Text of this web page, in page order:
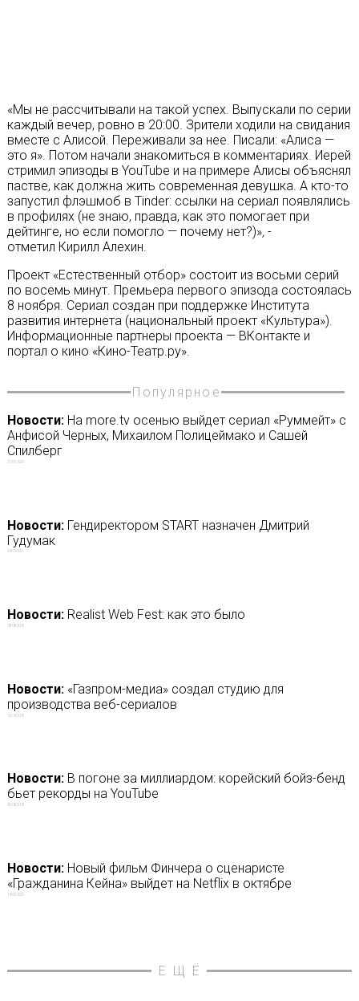
«Мы не рассчитывали на такой успех. Выпускали по серии
каждый вечер, ровно в 20:00. Зрители ходили на свидания
вместе с Алисой. Переживали за нее. Писали: «Алиса —
это я». Потом начали знакомиться в комментариях. Иерей
стримил эпизоды в YouTube и на примере Алисы объяснял
пастве, как должна жить современная девушка. А кто-то
запустил флэшмоб в Tinder: ссылки на сериал появлялись
в профилях (не знаю, правда, как это помогает при
дейтинге, но если помогло — почему нет?)»,-
отметил Кирилл Алехин.
Проект «Естественный отбор» состоит из восьми серий
по восемь минут. Премьера первого эпизода состоялась
8 ноября. Сериал создан при поддержке Института
развития интернета (национальный проект «Культура»).
Информационные партнеры проекта — ВКонтакте и
портал о кино «Кино-Театр.ру».
Популярное
Новости:На more.tv осенью выйдет сериал «Руммейт» с
Анфисой Черных, Михаилом Полицеймако и Сашей
Спилберг
21/07/2020
Новости:Гендиректором START назначен Дмитрий
Гудумак
24/09/2021
Новости:Realist Web Fest: как это было
08/08/2018
Новости:«Газпром-медиа» создал студию для
производства веб-сериалов
12/04/2018
Новости:В погоне за миллиардом: корейский бойз-бенд
бьет рекорды на YouTube
26/08/2018
Новости:Новый фильм Финчера о сценаристе
«Гражданина Кейна» выйдет на Netflix в октябре
14/06/2020
ЕЩЁ